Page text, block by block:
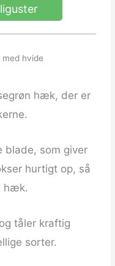
hvide
hæk, der er
blade, som giver
hurtigt op, så
hæk.
tåler kraftig
sorter.